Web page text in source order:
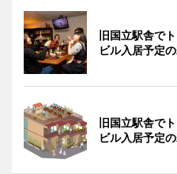
旧国立駅舎で
ビル入居予定
旧国立駅舎で
ビル入居予定